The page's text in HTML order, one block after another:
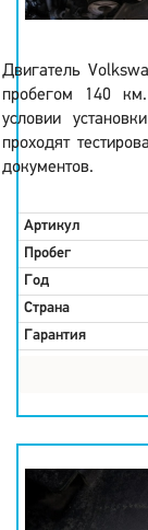
Двигатель
пробегом 140
условии
проходят
документов.
Артикул
Пробег
Год
Страна
Гарантия